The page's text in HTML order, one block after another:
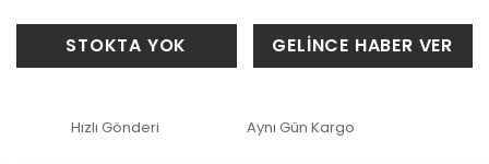
STOKTA YOK GELİNCE HABER VER
Hızlı Gönderi Aynı Gün Kargo